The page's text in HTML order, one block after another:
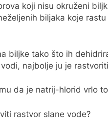
koji nisu okruženi
biljaka koje
biljke tako što ih
najbolje ju je
da je natrij-hlorid vrlo
rastvor slane vode?